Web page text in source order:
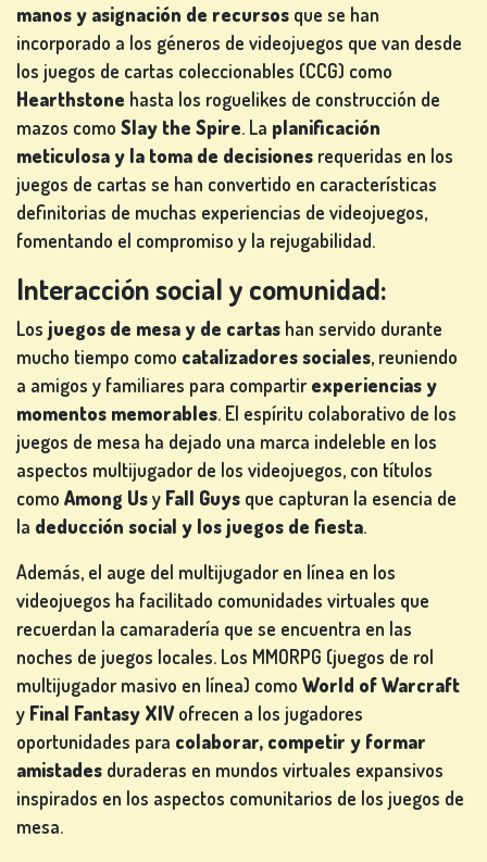
REGÍSTRATE
CONÉCTATE
TIENDA
CAMBIAR
IDIOMA
manos y asignación de recursos que se han
incorporado a los géneros de videojuegos que van desde
los juegos de cartas coleccionables (CCG) como
Hearthstone hasta los roguelikes de construcción de
mazos como Slay the Spire. La planificación
meticulosa y la toma de decisiones requeridas en los
juegos de cartas se han convertido en características
definitorias de muchas experiencias de videojuegos,
fomentando el compromiso y la rejugabilidad.
Interacción social y comunidad:
Los juegos de mesa y de cartas han servido durante
mucho tiempo como catalizadores sociales, reuniendo
a amigos y familiares para compartir experiencias y
momentos memorables. El espíritu colaborativo de los
juegos de mesa ha dejado una marca indeleble en los
aspectos multijugador de los videojuegos, con títulos
como Among Usy Fall Guys que capturan la esencia de
la deducción social y los juegos de fiesta.
Además, el auge del multijugador en línea en los
videojuegos ha facilitado comunidades virtuales que
recuerdan la camaradería que se encuentra en las
noches de juegos locales. Los MMORPG (juegos de rol
multijugador masivo en línea) como World of Warcraft
y Final Fantasy XIVofrecen a los jugadores
oportunidades para colaborar, competir y formar
amistades duraderas en mundos virtuales expansivos
inspirados en los aspectos comunitarios de los juegos de
mesa.